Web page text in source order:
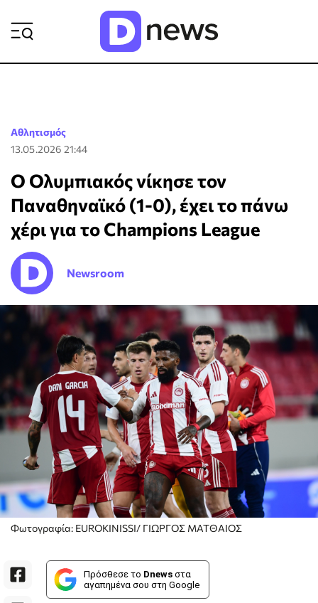
Αθλητισμός
13.05.2026 21:44
Ο Ολυμπιακός νίκησε τον
Παναθηναϊκό (1-0), έχει το πάνω
χέρι για το Champions League
Newsroom
Φωτογραφία: EUROKINISSI/ ΓΙΩΡΓΟΣ ΜΑΤΘΑΙΟΣ
Πρόσθεσε το Dnews στα
αγαπημένα σου στη Google